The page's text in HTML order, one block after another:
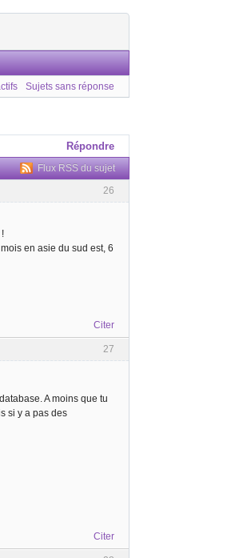
Sujets sans réponse
Répondre
Flux RSS du sujet
26
en asie du sud est, 6
Citer
27
A moins que tu
si y a pas des
Citer